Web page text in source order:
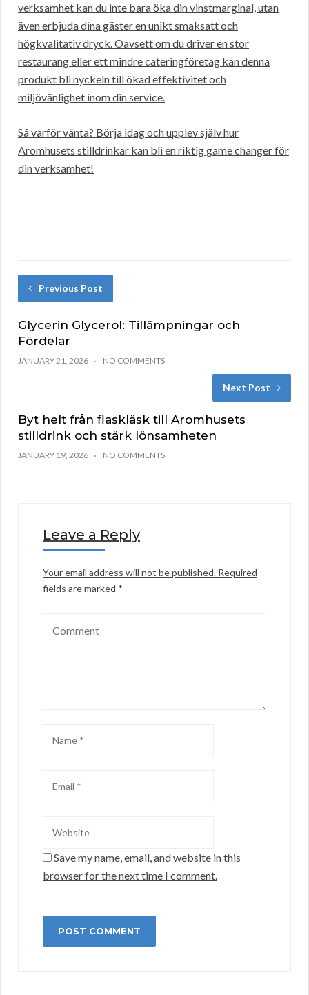
verksamhet kan du inte bara öka din vinstmarginal, utan
även erbjuda dina gäster en unikt smaksatt och
högkvalitativ dryck. Oavsett om du driver en stor
restaurang eller ett mindre cateringföretag kan denna
produkt bli nyckeln till ökad effektivitet och
miljövänlighet inom din service.
Så varför vänta? Börja idag och upplev själv hur
Aromhusets stilldrinkar kan bli en riktig game changer för
din verksamhet!
Previous Post
Glycerin Glycerol: Tillämpningar och
Fördelar
JANUARY 21, 2026 NO COMMENTS
Next Post
Byt helt från flaskläsk till Aromhusets
stilldrink och stärk lönsamheten
JANUARY 19, 2026 NO COMMENTS
Leave a Reply
Your email address will not be published. Required
fields are marked *
Save my name, email, and website in this
browser for the next time I comment.